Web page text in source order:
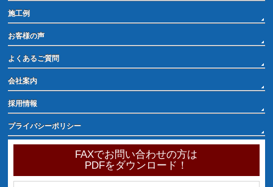
施工例
お客様の声
よくあるご質問
会社案内
採用情報
プライバシーポリシー
FAXでお問い合わせの方は
PDFをダウンロード！